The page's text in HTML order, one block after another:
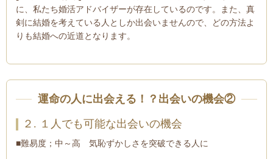
に、私たち婚活アドバイザーが存在しているのです。また、真
剣に結婚を考えている人としか出会いませんので、どの方法よ
りも結婚への近道となります。
運命の人に出会える！？出会いの機会②
２. １人でも可能な出会いの機会
■難易度；中～高 気恥ずかしさを突破できる人に